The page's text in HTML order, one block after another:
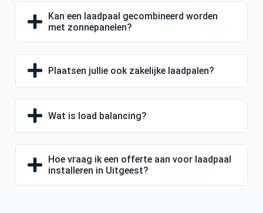
Kan een laadpaal gecombineerd worden
met zonnepanelen?
Plaatsen jullie ook zakelijke laadpalen?
Wat is load balancing?
Hoe vraag ik een offerte aan voor laadpaal
installeren in Uitgeest?